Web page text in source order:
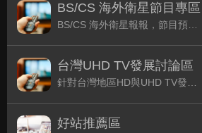
BS/CS 海外衛星節目專區
台灣UHD TV發展討論區
好站推薦區